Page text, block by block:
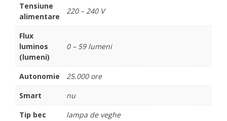
Tensiune
alimentare
220 – 240 V
Flux
luminos
(lumeni)
0 – 59 lumeni
Autonomie
25.000 ore
Smart
nu
Tip bec
lampa de veghe